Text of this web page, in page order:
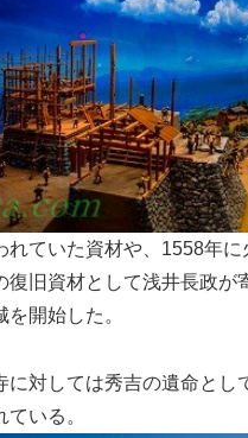
れていた資材や、1558年
復旧資材として浅井長政が
を開始した。
に対しては秀吉の遺命とし
いる。